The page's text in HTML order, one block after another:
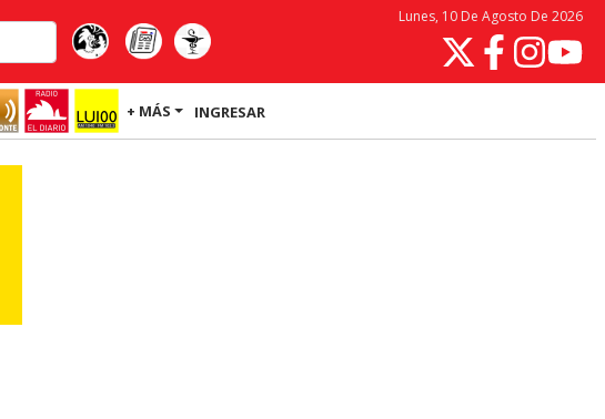
Lunes, 10 De Agosto De 2026
+ MÁS INGRESAR